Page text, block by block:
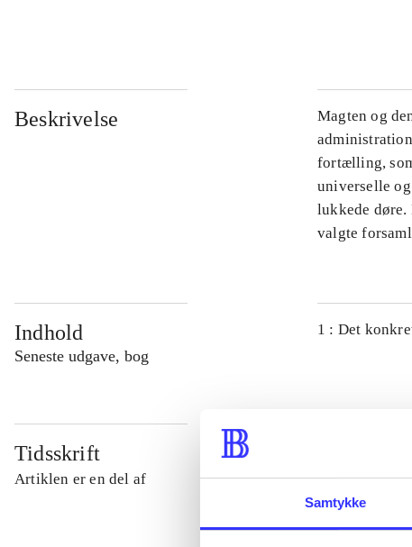
Samtykke
Beskrivelse
Magten og
fortælling,
universelle
lukkede
valgte
Indhold
Seneste udgave, bog
1 : Det
Tidsskrift
Artiklen er en del af